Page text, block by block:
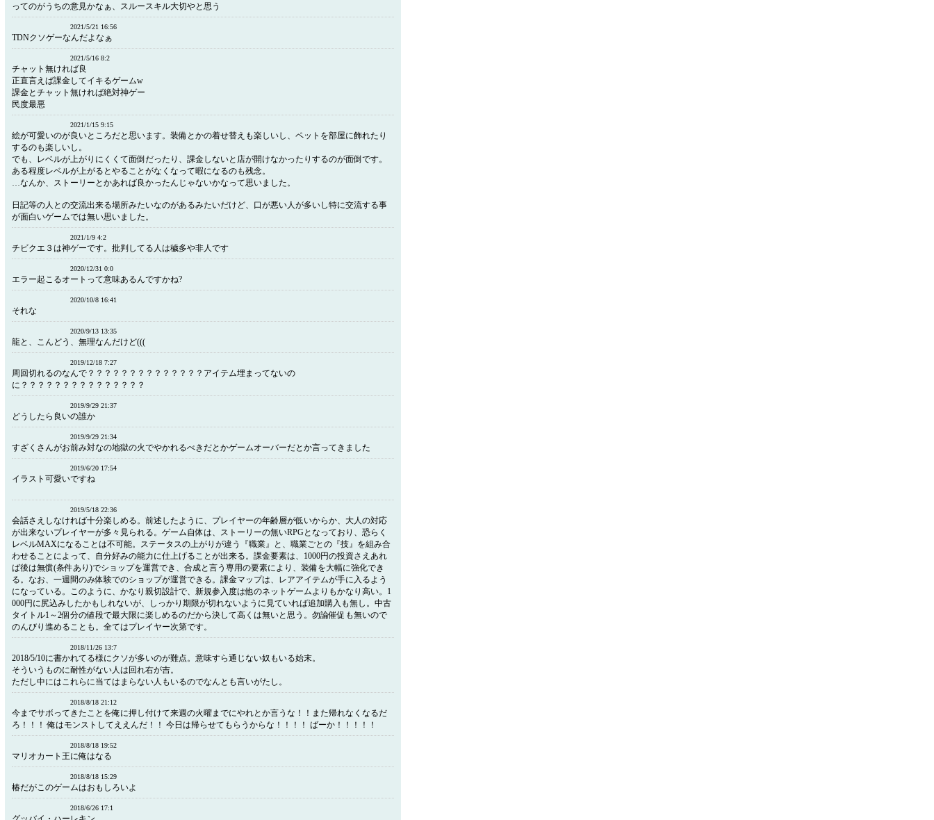
ってのがうちの意見かなぁ、スルースキル大切やと思う
2021/5/21 16:56
TDNクソゲーなんだよなぁ
2021/5/16 8:2
チャット無ければ良
正直言えば課金してイキるゲームw
課金とチャット無ければ絶対神ゲー
民度最悪
2021/1/15 9:15
絵が可愛いのが良いところだと思います。装備とかの着せ替えも楽しいし、ペットを部屋に飾れたり
するのも楽しいし。
でも、レベルが上がりにくくて面倒だったり、課金しないと店が開けなかったりするのが面倒です。
ある程度レベルが上がるとやることがなくなって暇になるのも残念。
…なんか、ストーリーとかあれば良かったんじゃないかなって思いました。
日記等の人との交流出来る場所みたいなのがあるみたいだけど、口が悪い人が多いし特に交流する事
が面白いゲームでは無い思いました。
2021/1/9 4:2
チビクエ３は神ゲーです。批判してる人は穢多や非人です
2020/12/31 0:0
エラー起こるオートって意味あるんですかね?
2020/10/8 16:41
それな
2020/9/13 13:35
龍と、こんどう、無理なんだけど(((
2019/12/18 7:27
周回切れるのなんで？？？？？？？？？？？？？？アイテム埋まってないの
に？？？？？？？？？？？？？？？
2019/9/29 21:37
どうしたら良いの誰か
2019/9/29 21:34
すざくさんがお前み対なの地獄の火でやかれるべきだとかゲームオーバーだとか言ってきました
2019/6/20 17:54
イラスト可愛いですね
2019/5/18 22:36
会話さえしなければ十分楽しめる。前述したように、プレイヤーの年齢層が低いからか、大人の対応
が出来ないプレイヤーが多々見られる。ゲーム自体は、ストーリーの無いRPGとなっており、恐らく
レベルMAXになることは不可能。ステータスの上がりが違う『職業』と、職業ごとの『技』を組み合
わせることによって、自分好みの能力に仕上げることが出来る。課金要素は、1000円の投資さえあれ
ば後は無償(条件あり)でショップを運営でき、合成と言う専用の要素により、装備を大幅に強化でき
る。なお、一週間のみ体験でのショップが運営できる。課金マップは、レアアイテムが手に入るよう
になっている。このように、かなり親切設計で、新規参入度は他のネットゲームよりもかなり高い。1
000円に尻込みしたかもしれないが、しっかり期限が切れないように見ていれば追加購入も無し。中古
タイトル1～2個分の値段で最大限に楽しめるのだから決して高くは無いと思う。勿論催促も無いので
のんびり進めることも。全てはプレイヤー次第です。
2018/11/26 13:7
2018/5/10に書かれてる様にクソが多いのが難点。意味すら通じない奴もいる始末。
そういうものに耐性がない人は回れ右が吉。
ただし中にはこれらに当てはまらない人もいるのでなんとも言いがたし。
2018/8/18 21:12
今までサボってきたことを俺に押し付けて来週の火曜までにやれとか言うな！！また帰れなくなるだ
ろ！！！ 俺はモンストしてええんだ！！ 今日は帰らせてもらうからな！！！！ ばーか！！！！！
2018/8/18 19:52
マリオカート王に俺はなる
2018/8/18 15:29
椿だがこのゲームはおもしろいよ
2018/6/26 17:1